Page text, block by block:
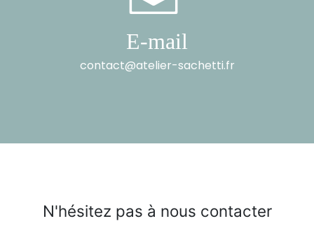
E-mail
contact@atelier-sachetti.fr
N'hésitez pas à nous contacter